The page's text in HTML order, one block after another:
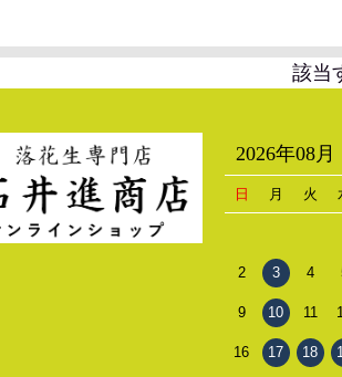
該当
2026年08月
日 月 火
2 3 4
9 10 11
16 17 18